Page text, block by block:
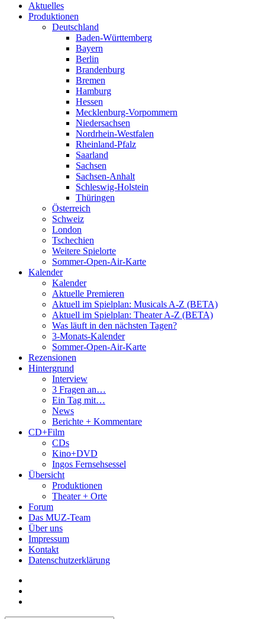
Aktuelles
Produktionen
Deutschland
Baden-Württemberg
Bayern
Berlin
Brandenburg
Bremen
Hamburg
Hessen
Mecklenburg-Vorpommern
Niedersachsen
Nordrhein-Westfalen
Rheinland-Pfalz
Saarland
Sachsen
Sachsen-Anhalt
Schleswig-Holstein
Thüringen
Österreich
Schweiz
London
Tschechien
Weitere Spielorte
Sommer-Open-Air-Karte
Kalender
Kalender
Aktuelle Premieren
Aktuell im Spielplan: Musicals A-Z (BETA)
Aktuell im Spielplan: Theater A-Z (BETA)
Was läuft in den nächsten Tagen?
3-Monats-Kalender
Sommer-Open-Air-Karte
Rezensionen
Hintergrund
Interview
3 Fragen an…
Ein Tag mit…
News
Berichte + Kommentare
CD+Film
CDs
Kino+DVD
Ingos Fernsehsessel
Übersicht
Produktionen
Theater + Orte
Forum
Das MUZ-Team
Über uns
Impressum
Kontakt
Datenschutzerklärung